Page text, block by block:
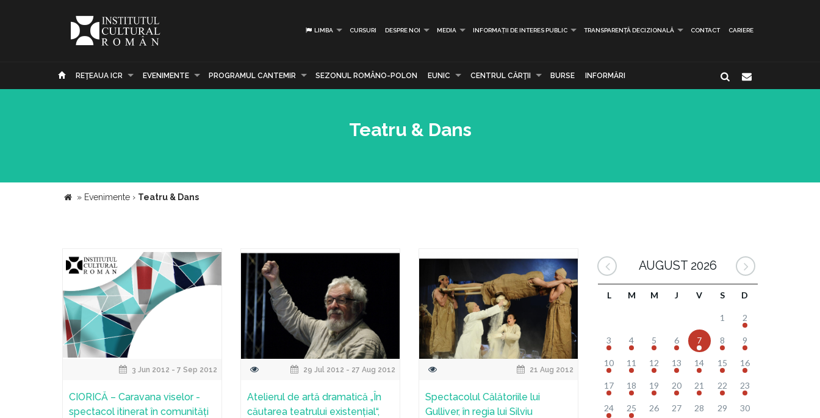
LIMBA CURSURI DESPRE NOI MEDIA INFORMAȚII DE INTERES PUBLIC TRANSPARENȚĂ DECIZIONALĂ CONTACT CARIERE
REŢEAUA ICR EVENIMENTE PROGRAMUL CANTEMIR SEZONUL ROMÂNO-POLON EUNIC CENTRUL CĂRŢII BURSE INFORMĂRI
Teatru & Dans
» Evenimente › Teatru & Dans
3 Jun 2012 - 7 Sep 2012
CIORICĂ – Caravana viselor -
spectacol itinerat în comunități
29 Jul 2012 - 27 Aug 2012
Atelierul de artă dramatică „În
căutarea teatrului existențial“,
21 Aug 2012
Spectacolul Călătoriile lui
Gulliver, în regia lui Silviu
AUGUST 2026
L M M J V S D
1 2
3 4 5 6 7 8 9
10 11 12 13 14 15 16
17 18 19 20 21 22 23
24 25 26 27 28 29 30